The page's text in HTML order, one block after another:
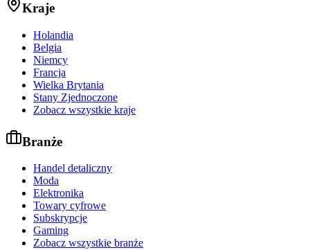
Kraje
Holandia
Belgia
Niemcy
Francja
Wielka Brytania
Stany Zjednoczone
Zobacz wszystkie kraje
Branże
Handel detaliczny
Moda
Elektronika
Towary cyfrowe
Subskrypcje
Gaming
Zobacz wszystkie branże